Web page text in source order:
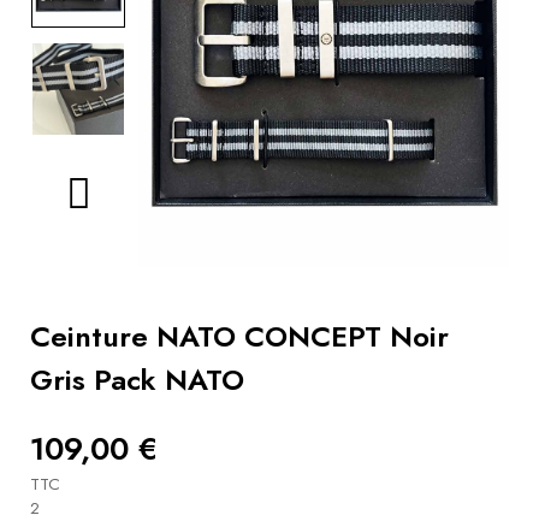
Ceinture NATO CONCEPT Noir
Gris Pack NATO
109,00 €
TTC
2
Livres
Conseils
bracelets
remontoir